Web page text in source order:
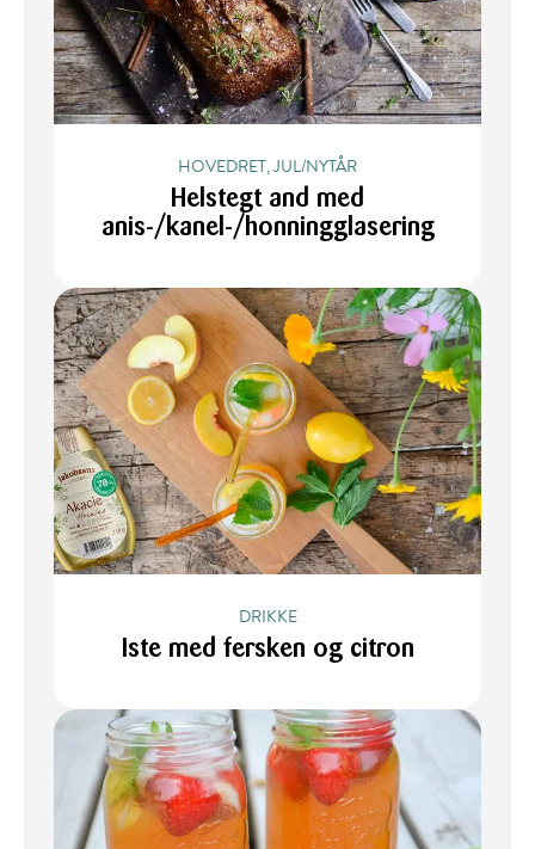
HOVEDRET, JUL/NYTÅR
Helstegt and med
anis-/kanel-/honningglasering
DRIKKE
Iste med fersken og citron